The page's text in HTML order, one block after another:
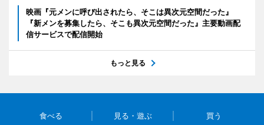
映画『元メンに呼び出されたら、そこは異次元空間だった』
『新メンを募集したら、そこも異次元空間だった』主要動画配
信サービスで配信開始
もっと見る
食べる 見る・遊ぶ 買う